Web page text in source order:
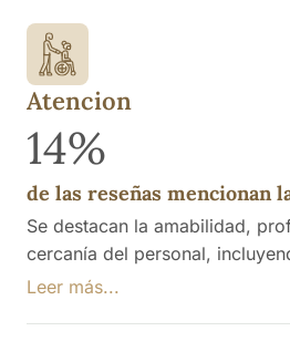
Atencion
14%
de las reseñas mencionan
Se destacan la amabilidad,
cercanía del personal,
auxiliares, quienes son
Leer más...